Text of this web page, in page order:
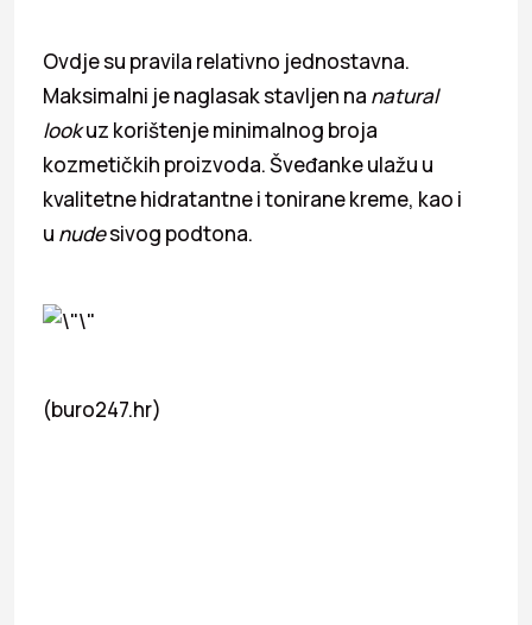
Ovdje su pravila relativno jednostavna.
Maksimalni je naglasak stavljen na natural
lookuz korištenje minimalnog broja
kozmetičkih proizvoda. Šveđanke ulažu u
kvalitetne hidratantne i tonirane kreme, kao i
u nudesivog podtona.
(buro247.hr)